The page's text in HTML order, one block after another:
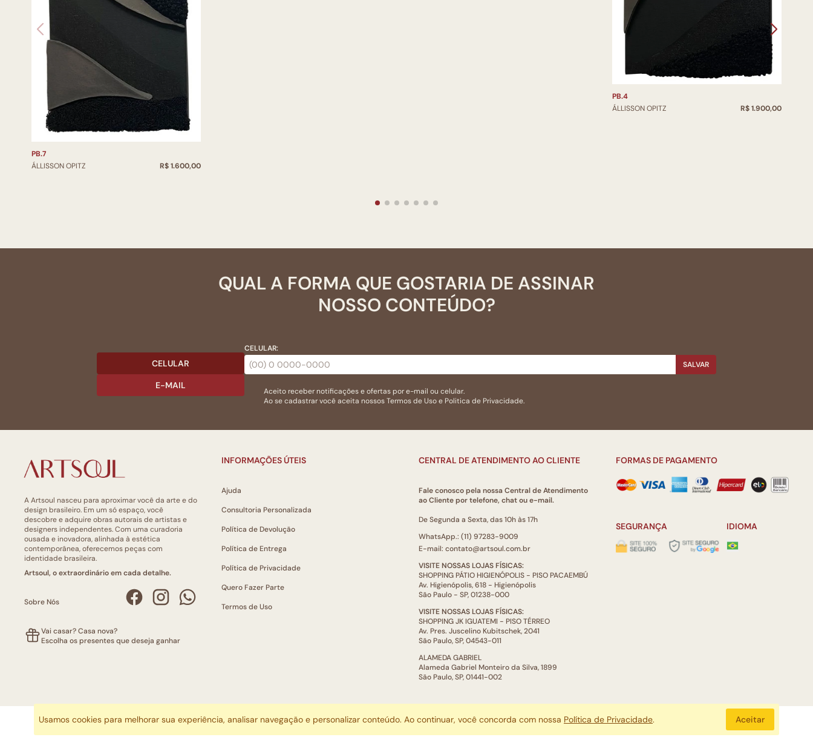
PB.7
ÁLLISSON OPITZ
R$ 1.600,00
PB.4
ÁLLISSON OPITZ
R$ 1.900,00
QUAL A FORMA QUE GOSTARIA DE ASSINAR
NOSSO CONTEÚDO?
CELULAR
E-MAIL
CELULAR:
SALVAR
Aceito receber notificações e ofertas por e-mail ou celular.
Ao se cadastrar você aceita nossosTermos de Usoe Politica de Privacidade.
A Artsoul nasceu para aproximar você da arte e do
design brasileiro. Em um só espaço, você
descobre e adquire obras autorais de artistas e
designers independentes. Com uma curadoria
ousada e inovadora, alinhada à estética
contemporânea, oferecemos peças com
identidade brasileira.
Artsoul, o extraordinário em cada detalhe.
Sobre Nós
Vai casar? Casa nova?
Escolha os presentes que deseja ganhar
INFORMAÇÕES ÚTEIS
Ajuda
Consultoria Personalizada
Política de Devolução
Política de Entrega
Política de Privacidade
Quero Fazer Parte
Termos de Uso
CENTRAL DE ATENDIMENTO AO CLIENTE
Fale conosco pela nossa Central de Atendimento
ao Cliente por telefone, chat ou e-mail.
De Segunda a Sexta, das 10h às 17h
WhatsApp.: (11) 97283-9009
E-mail: contato@artsoul.com.br
VISITE NOSSAS LOJAS FÍSICAS:
SHOPPING PÁTIO HIGIENÓPOLIS - PISO PACAEMBÚ
Av. Higienópolis, 618 - Higienópolis
São Paulo - SP, 01238-000
VISITE NOSSAS LOJAS FÍSICAS:
SHOPPING JK IGUATEMI - PISO TÉRREO
Av. Pres. Juscelino Kubitschek, 2041
São Paulo, SP, 04543-011
ALAMEDA GABRIEL
Alameda Gabriel Monteiro da Silva, 1899
São Paulo, SP, 01441-002
FORMAS DE PAGAMENTO
SEGURANÇA IDIOMA
ARTSOUL COMUNICAÇÃO DIGITAL LTDA | CNPJ: 29.752.781/0001-52
Usamos cookies para melhorar sua experiência, analisar navegação e personalizar conteúdo. Ao continuar, você concorda com nossa Política de Privacidade. Aceitar